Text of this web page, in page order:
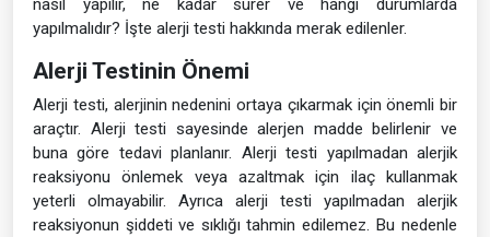
nasıl yapılır, ne kadar sürer ve hangi durumlarda
yapılmalıdır? İşte alerji testi hakkında merak edilenler.
Alerji Testinin Önemi
Alerji testi, alerjinin nedenini ortaya çıkarmak için önemli bir
araçtır. Alerji testi sayesinde alerjen madde belirlenir ve
buna göre tedavi planlanır. Alerji testi yapılmadan alerjik
reaksiyonu önlemek veya azaltmak için ilaç kullanmak
yeterli olmayabilir. Ayrıca alerji testi yapılmadan alerjik
reaksiyonun şiddeti ve sıklığı tahmin edilemez. Bu nedenle